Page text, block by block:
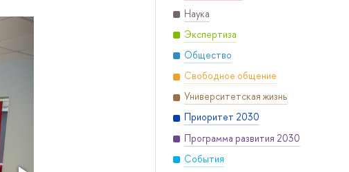
Наука
Экспертиза
Общество
Свободное общение
Университетская жизнь
Приоритет 2030
Программа развития 2030
События